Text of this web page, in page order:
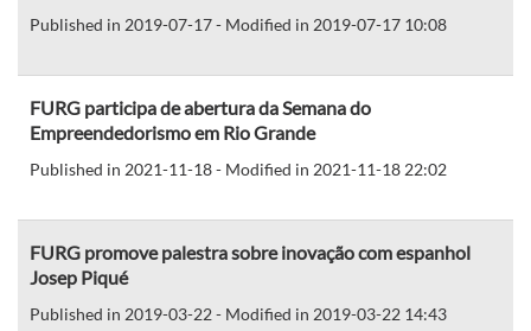
Published in 2019-07-17 - Modified in 2019-07-17 10:08
FURG participa de abertura da Semana do
Empreendedorismo em Rio Grande
Published in 2021-11-18 - Modified in 2021-11-18 22:02
FURG promove palestra sobre inovação com espanhol
Josep Piqué
Published in 2019-03-22 - Modified in 2019-03-22 14:43